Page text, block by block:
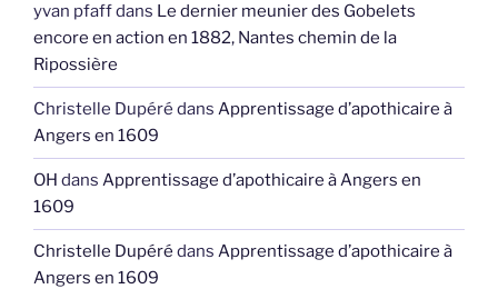
yvan pfaffdans Le dernier meunier des Gobelets
encore en action en 1882, Nantes chemin de la
Ripossière
Christelle Dupéré dans Apprentissage d’apothicaire à
Angers en 1609
OH dans Apprentissage d’apothicaire à Angers en
1609
Christelle Dupéré dans Apprentissage d’apothicaire à
Angers en 1609